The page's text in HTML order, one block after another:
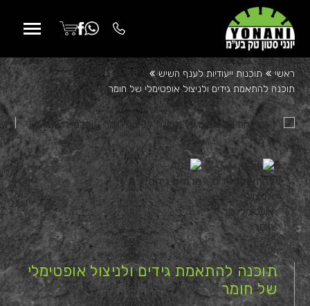
ראשי
תוכנות ייעודיות לענף השיש
תוכנה להתאמת גידים ולניצול אופטימלי של חומר
תוכנה להתאמת גידים ולניצול אופטימלי
של חומר